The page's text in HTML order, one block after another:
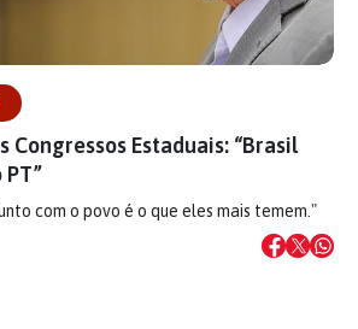
Congressos Estaduais: “Brasil
com o povo é o que eles mais temem."